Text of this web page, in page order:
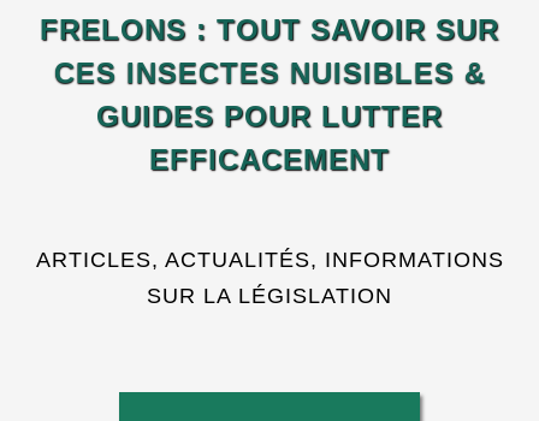
FRELONS : TOUT SAVOIR SUR
CES INSECTES NUISIBLES &
GUIDES POUR LUTTER
EFFICACEMENT
ARTICLES, ACTUALITÉS, INFORMATIONS
SUR LA LÉGISLATION